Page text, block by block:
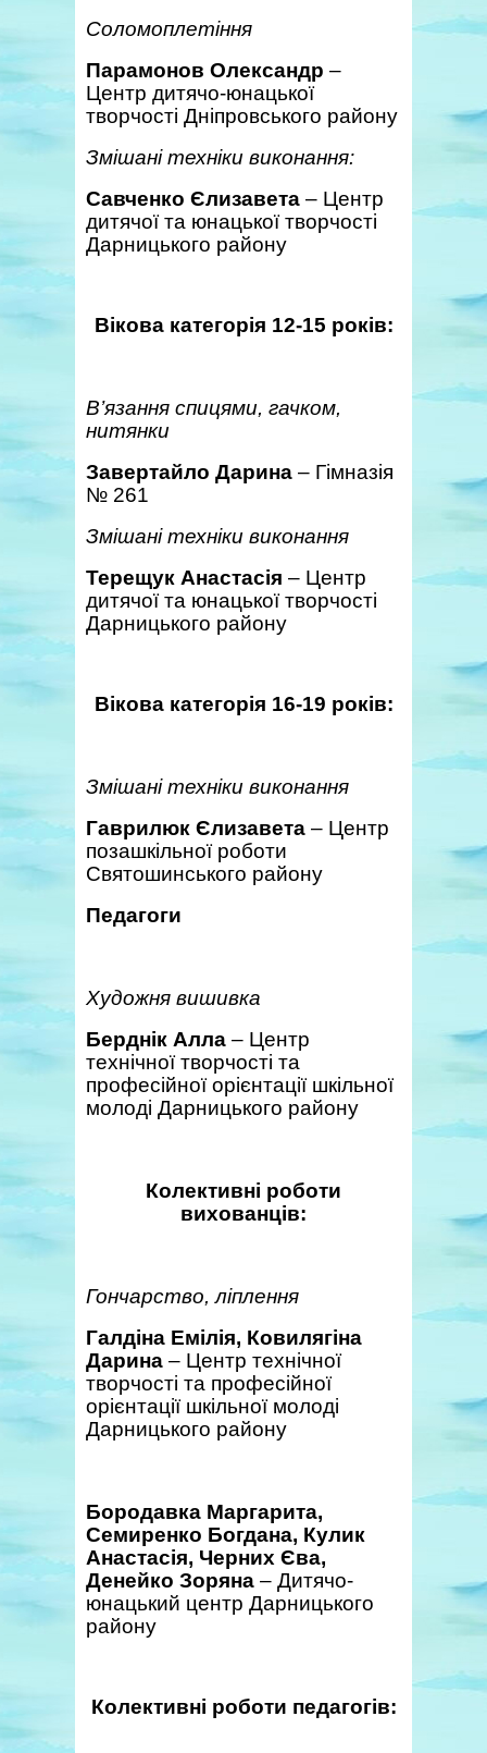
Соломоплетіння
Парамонов Олександр –
Центр дитячо-юнацької
творчості Дніпровського району
Змішані техніки виконання:
Савченко Єлизавета – Центр
дитячої та юнацької творчості
Дарницького району
Вікова категорія 12-15 років:
В’язання спицями, гачком,
нитянки
Завертайло Дарина – Гімназія
№ 261
Змішані техніки виконання
Терещук Анастасія – Центр
дитячої та юнацької творчості
Дарницького району
Вікова категорія 16-19 років:
Змішані техніки виконання
Гаврилюк Єлизавета – Центр
позашкільної роботи
Святошинського району
Педагоги
Художня вишивка
Берднік Алла – Центр
технічної творчості та
професійної орієнтації шкільної
молоді Дарницького району
Колективні роботи
вихованців:
Гончарство, ліплення
Галдіна Емілія, Ковилягіна
Дарина – Центр технічної
творчості та професійної
орієнтації шкільної молоді
Дарницького району
Бородавка Маргарита,
Семиренко Богдана, Кулик
Анастасія, Черних Єва,
Денейко Зоряна – Дитячо-
юнацький центр Дарницького
району
Колективні роботи педагогів: